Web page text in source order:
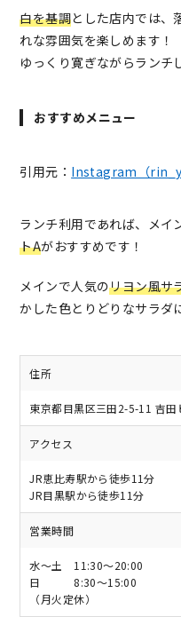
白を基調とした店内では、
れな雰囲気を楽しめます！
ゆっくり寛ぎながらランチ
おすすめメニュー
引用元： Instagram（
ランチ利用であれば、メイ
トAがおすすめです！
メインで人気のリヨン風サ
かした色とりどりなサラダ
住所
東京都目黒区三田2-5-11 吉田
アクセス
JR恵比寿駅から徒歩11分
JR目黒駅から徒歩11分
営業時間
水～土 11:30～20:00
日 8:30～15:00
（月火定休）